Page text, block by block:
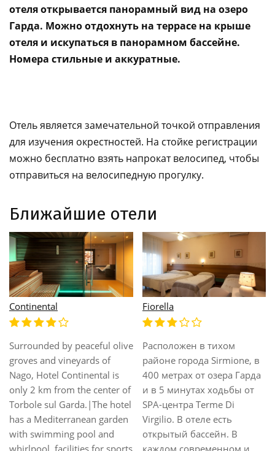
отеля открывается панорамный вид на озеро
Гарда. Можно отдохнуть на террасе на крыше
отеля и искупаться в панорамном бассейне.
Номера стильные и аккуратные.
Отель является замечательной точкой отправления
для изучения окрестностей. На стойке регистрации
можно бесплатно взять напрокат велосипед, чтобы
отправиться на велосипедную прогулку.
Ближайшие отели
в тихом
города Sirmione, в
метрах от озера Гарда
5 минутах ходьбы от
центра Terme Di
В отеле есть
бассейн. В
современном и
Fonte Boiola
Расположен в сердце
Terme di Sirmione, в
нескольких минутах
ходьбы от замкa Скалигер
и от средневековoй
деревнe Сирмионе. Этот
отель предлагает теплый,
семейный прием круглый